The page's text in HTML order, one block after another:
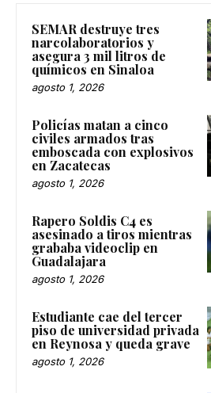
SEMAR destruye tres
narcolaboratorios y
asegura 3 mil litros de
químicos en Sinaloa
agosto 1, 2026
Policías matan a cinco
civiles armados tras
emboscada con explosivos
en Zacatecas
agosto 1, 2026
Rapero Soldis C4 es
asesinado a tiros mientras
grababa videoclip en
Guadalajara
agosto 1, 2026
Estudiante cae del tercer
piso de universidad privada
en Reynosa y queda grave
agosto 1, 2026